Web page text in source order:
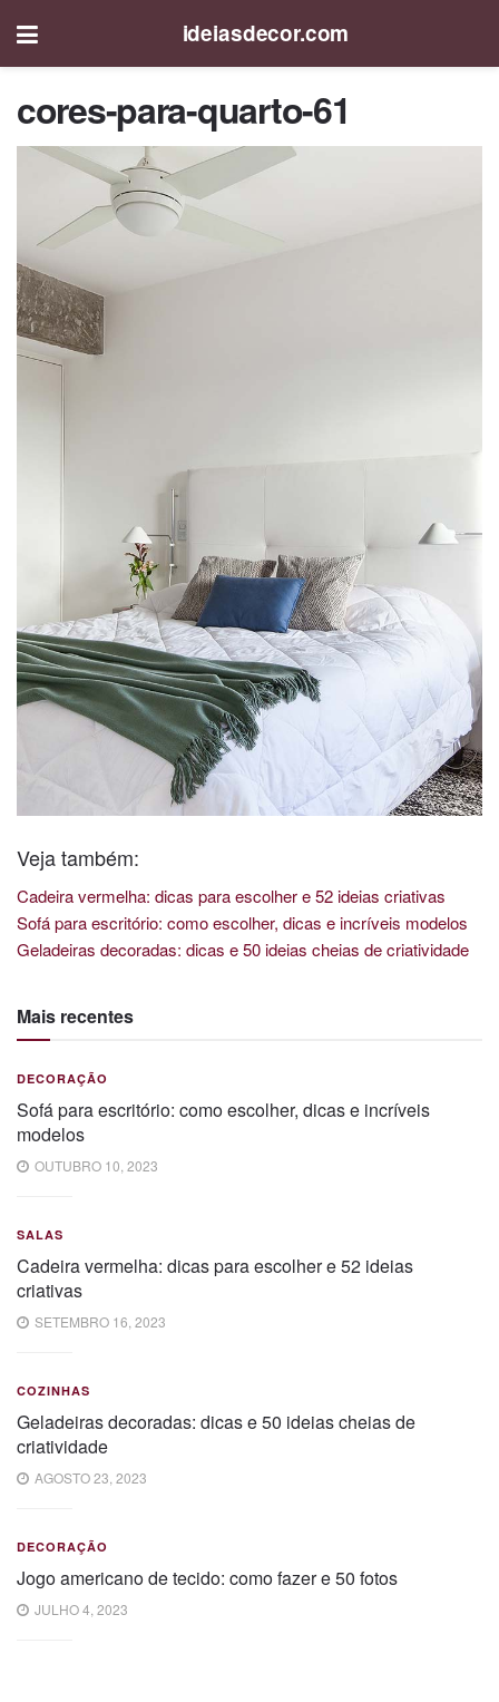
ideiasdecor.com
cores-para-quarto-61
Veja também:
Cadeira vermelha: dicas para escolher e 52 ideias criativas
Sofá para escritório: como escolher, dicas e incríveis modelos
Geladeiras decoradas: dicas e 50 ideias cheias de criatividade
Mais recentes
DECORAÇÃO
Sofá para escritório: como escolher, dicas e incríveis
modelos
OUTUBRO 10, 2023
SALAS
Cadeira vermelha: dicas para escolher e 52 ideias
criativas
SETEMBRO 16, 2023
COZINHAS
Geladeiras decoradas: dicas e 50 ideias cheias de
criatividade
AGOSTO 23, 2023
DECORAÇÃO
Jogo americano de tecido: como fazer e 50 fotos
JULHO 4, 2023